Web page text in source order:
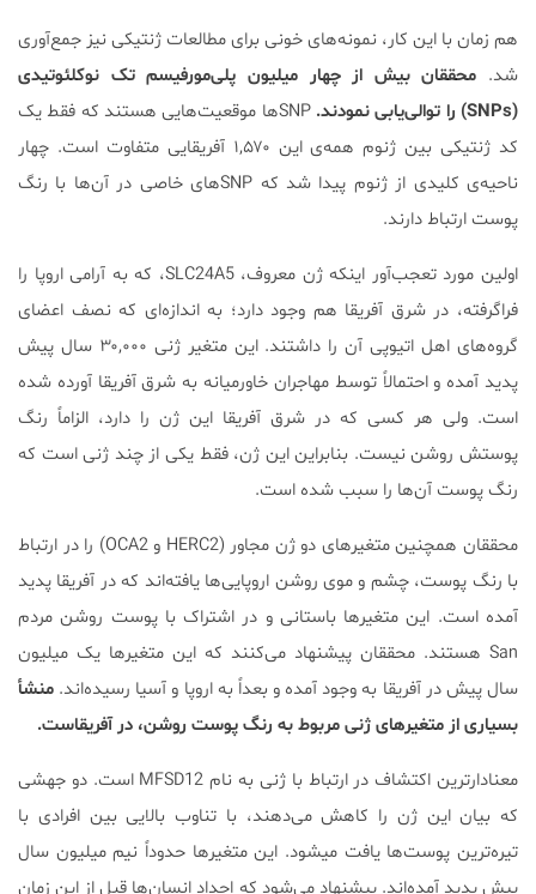
هم زمان با این کار، نمونه‌های خونی برای مطالعات ژنتیکی نیز جمع‌آوری
شد. محققان بیش از چهار میلیون پلی‌مورفیسم تک نوکلئوتیدی
(SNPs) را توالی‌یابی نمودند.
SNPها موقعیت‌هایی هستند که فقط یک
کد ژنتیکی بین ژنوم همه‌ی این ۱,۵۷۰ آفریقایی متفاوت است. چهار
ناحیه‌ی کلیدی از ژنوم پیدا شد که SNPهای خاصی در آن‌ها با رنگ
پوست ارتباط دارند.
اولین مورد تعجب‌آور اینکه ژن معروف، SLC24A5، که به آرامی اروپا را
فراگرفته، در شرق آفریقا هم وجود دارد؛ به اندازه‌ای که نصف اعضای
گروه‌های اهل اتیوپی آن را داشتند. این متغیر ژنی ۳۰,۰۰۰ سال پیش
پدید آمده و احتمالاً توسط مهاجران خاورمیانه به شرق آفریقا آورده شده
است. ولی هر کسی که در شرق آفریقا این ژن را دارد، الزاماً رنگ
پوستش روشن نیست. بنابراین این ژن، فقط یکی از چند ژنی است که
رنگ پوست آن‌ها را سبب شده است.
محققان همچنین متغیرهای دو ژن مجاور (HERC2 و OCA2) را در ارتباط
با رنگ پوست، چشم و موی روشن اروپایی‌ها یافته‌اند که در آفریقا پدید
آمده است. این متغیرها باستانی و در اشتراک با پوست روشن مردم
San هستند. محققان پیشنهاد می‌کنند که این متغیرها یک میلیون
سال پیش در آفریقا به وجود آمده و بعداً به اروپا و آسیا رسیده‌اند. منشأ
بسیاری از متغیرهای ژنی مربوط به رنگ پوست روشن، در آفریقاست.
معنادارترین اکتشاف در ارتباط با ژنی به نام MFSD12 است. دو جهشی
که بیان این ژن را کاهش می‌دهند، با تناوب بالایی بین افرادی با
تیره‌ترین پوست‌ها یافت می‎شود. این متغیرها حدوداً نیم میلیون سال